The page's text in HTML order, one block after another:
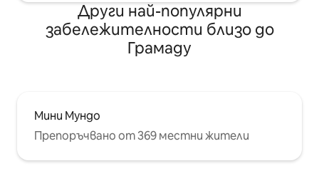
Други най-популярни
забележителности близо до
Грамаду
Мини Мундо
Препоръчвано от 369 местни жители